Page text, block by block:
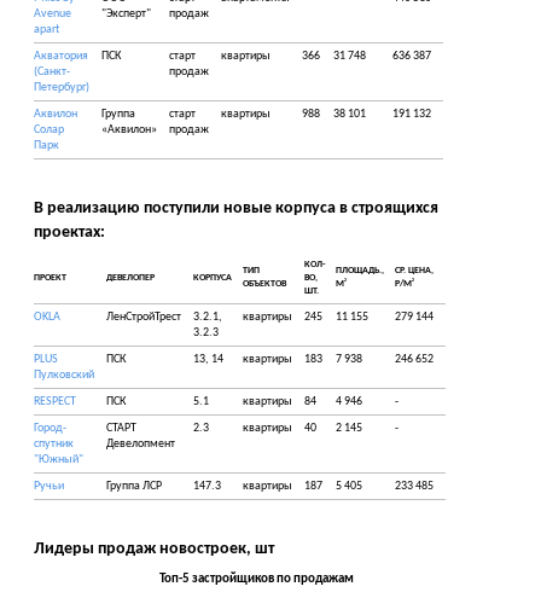
Avenue
apart
"Эксперт"
продаж
Акватория
(Санкт-
Петербург)
ПСК
старт
продаж
квартиры 366 31 748 636 387
Аквилон
Солар
Парк
Группа
«Аквилон»
старт
продаж
квартиры 988 38 101 191 132
В реализацию поступили новые корпуса в строящихся
проектах:
ПРОЕКТ ДЕВЕЛОПЕР КОРПУСА
ТИП
ОБЪЕКТОВ
КОЛ-
ВО,
ШТ.
ПЛОЩАДЬ.,
М 2
СР. ЦЕНА,
Р/М 2
OKLA ЛенСтройТрест
3.2.1,
3.2.3
квартиры 245 11 155 279 144
PLUS
Пулковский
ПСК 13, 14 квартиры 183 7 938 246 652
RESPECT ПСК 5.1 квартиры 84 4 946 -
Город-
спутник
"Южный"
СТАРТ
Девелопмент
2.3 квартиры 40 2 145 -
Ручьи Группа ЛСР 147.3 квартиры 187 5 405 233 485
Лидеры продаж новостроек, шт
Топ-5 застройщиков по продажам